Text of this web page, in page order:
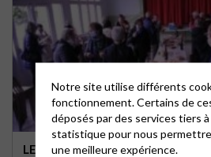
LE LIEN RECONFINÉ…
Notre site utilise différents
fonctionnement. Certains de
déposés par des services tiers
statistique pour nous
une meilleure expérience.